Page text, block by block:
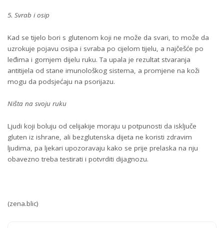
5. Svrab i osip
Kad se tijelo bori s glutenom koji ne može da svari, to može da
uzrokuje pojavu osipa i svraba po cijelom tijelu, a najčešće po
leđima i gornjem dijelu ruku. Ta upala je rezultat stvaranja
antitijela od stane imunološkog sistema, a promjene na koži
mogu da podsjećaju na psorijazu.
Ništa na svoju ruku
Ljudi koji boluju od celijakije moraju u potpunosti da isključe
gluten iz ishrane, ali bezglutenska dijeta ne koristi zdravim
ljudima, pa ljekari upozoravaju kako se prije prelaska na nju
obavezno treba testirati i potvrditi dijagnozu.
(zena.blic)